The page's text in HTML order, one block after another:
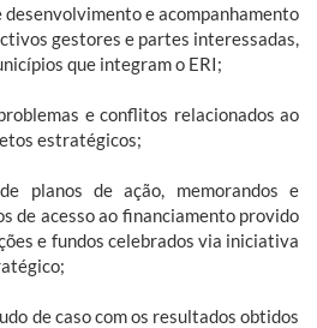
e acompanhamento
gestores e partes interessadas,
que integram o ERI;
e conflitos relacionados ao
estratégicos;
planos de ação, memorandos e
de acesso ao financiamento provido
e fundos celebrados via iniciativa
de caso com os resultados obtidos